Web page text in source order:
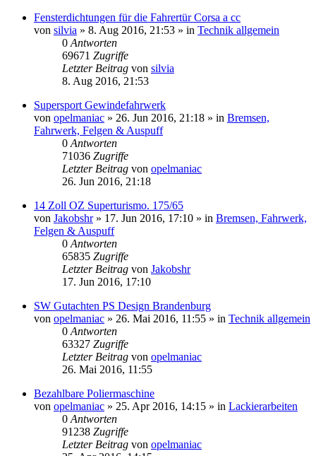
Fensterdichtungen für die Fahrertür Corsa a cc
von silvia » 8. Aug 2016, 21:53 » in Technik allgemein
0 Antworten
69671 Zugriffe
Letzter Beitrag von silvia
8. Aug 2016, 21:53
Supersport Gewindefahrwerk
von opelmaniac » 26. Jun 2016, 21:18 » in Bremsen,
Fahrwerk, Felgen & Auspuff
0 Antworten
71036 Zugriffe
Letzter Beitrag von opelmaniac
26. Jun 2016, 21:18
14 Zoll OZ Superturismo. 175/65
von Jakobshr» 17. Jun 2016, 17:10 » in Bremsen, Fahrwerk,
Felgen & Auspuff
0 Antworten
65835 Zugriffe
Letzter Beitrag von Jakobshr
17. Jun 2016, 17:10
SW Gutachten PS Design Brandenburg
von opelmaniac » 26. Mai 2016, 11:55 » in Technik allgemein
0 Antworten
63327 Zugriffe
Letzter Beitrag von opelmaniac
26. Mai 2016, 11:55
Bezahlbare Poliermaschine
von opelmaniac » 25. Apr 2016, 14:15 » in Lackierarbeiten
0 Antworten
91238 Zugriffe
Letzter Beitrag von opelmaniac